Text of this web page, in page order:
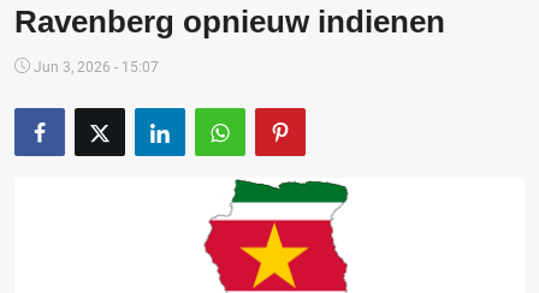
Buitenland
Sport
Cultuur & Media
Ravenberg opnieuw indienen
Jun 3, 2026 - 15:07